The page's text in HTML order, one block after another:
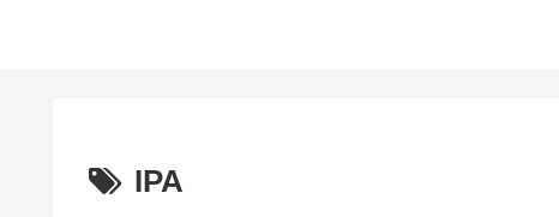
IPA